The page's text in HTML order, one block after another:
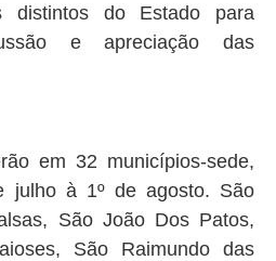
distintos do Estado para
e apreciação das
em 32 municípios-sede,
julho à 1º de agosto. São
São João Dos Patos,
São Raimundo das